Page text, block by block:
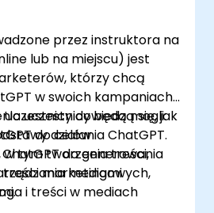
przez instruktora na
lub na miejscu) jest
którzy chcą
w swoich kampaniach
dowiedzą się, jak
do celów
tym tworzenia treści,
mediami
uczestnicy będą mogli:
działania ChatGPT.
do generowania
marketingowych,
i treści w mediach